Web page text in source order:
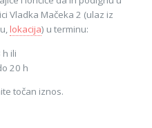
Vladka Mačeka 2 (ulaz iz
lokacija) u terminu:
ili
20 h
točan iznos.